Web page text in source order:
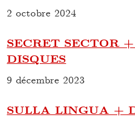
2 octobre 2024
SECRET SECTOR
DISQUES
9 décembre 2023
SULLA LINGUA +